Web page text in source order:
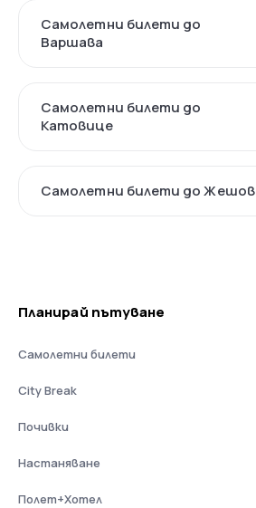
Самолетни билети до
Варшава
Самолетни билети до
Катовице
Самолетни билети до Жешов
Планирай пътуване
Самолетни билети
City Break
Почивки
Настаняване
Полет+Хотел